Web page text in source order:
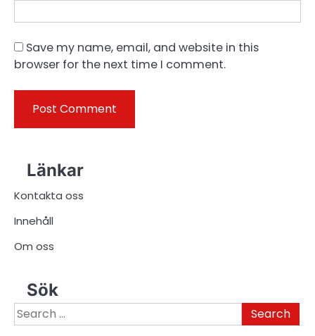
Save my name, email, and website in this
browser for the next time I comment.
Länkar
Kontakta oss
Innehåll
Om oss
Sök
Search
for: